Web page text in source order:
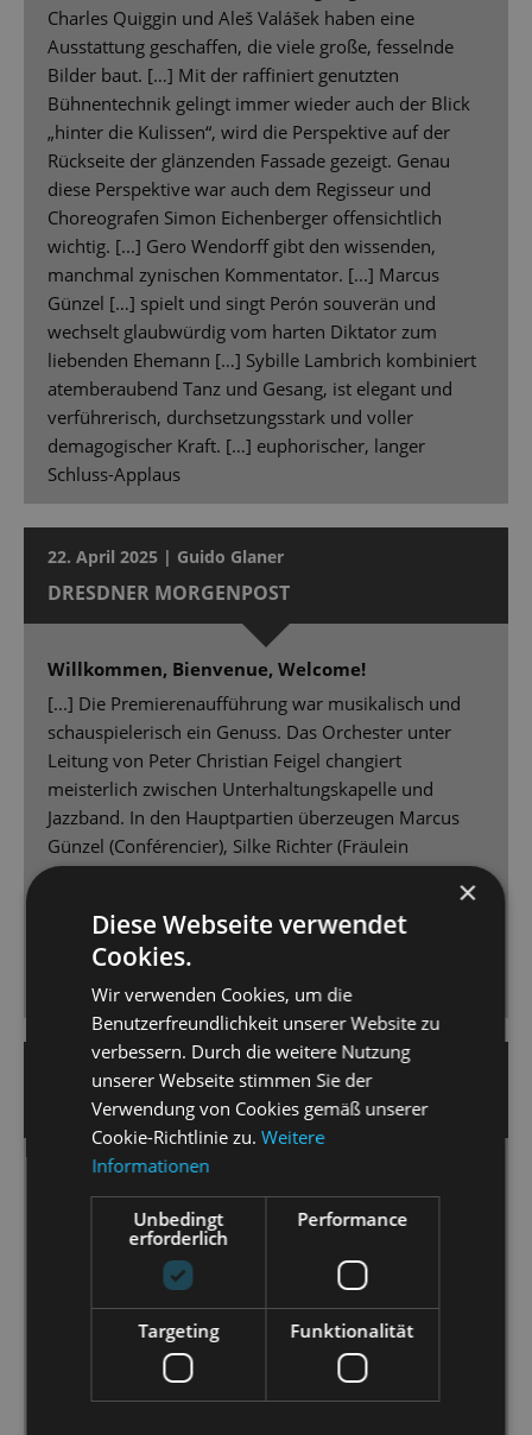
Charles Quiggin und Aleš Valášek haben eine
Ausstattung geschaffen, die viele große, fesselnde
Bilder baut. […] Mit der raffiniert genutzten
Bühnentechnik gelingt immer wieder auch der Blick
„hinter die Kulissen“, wird die Perspektive auf der
Rückseite der glänzenden Fassade gezeigt. Genau
diese Perspektive war auch dem Regisseur und
Choreografen Simon Eichenberger offensichtlich
wichtig. [...] Gero Wendorff gibt den wissenden,
manchmal zynischen Kommentator. [...] Marcus
Günzel […] spielt und singt Perón souverän und
wechselt glaubwürdig vom harten Diktator zum
liebenden Ehemann […] Sybille Lambrich kombiniert
atemberaubend Tanz und Gesang, ist elegant und
verführerisch, durchsetzungsstark und voller
demagogischer Kraft. […] euphorischer, langer
Schluss-Applaus
22. April 2025 | Guido Glaner
DRESDNER MORGENPOST
Willkommen, Bienvenue, Welcome!
[...] Die Premierenaufführung war musikalisch und
schauspielerisch ein Genuss. Das Orchester unter
Leitung von Peter Christian Feigel changiert
meisterlich zwischen Unterhaltungskapelle und
Jazzband. In den Hauptpartien überzeugen Marcus
Günzel (Conférencier), Silke Richter (Fräulein
Schneider), Bryan Rothfuss (Herr Schultz), Gero
Wendorff (Ernst Ludwig), Kaya Löwe (Fräulein Kost),
Adrian Djokic (Clifford) und - vorneweg - Aswintha
Vermeulen als Sally mit hingebungsvoller, erdiger
Nachtclub-Röhre. Bravo!
19. April 2025 | Nicole Czerwinka
DRESDNER NEUESTE NACHRICHTEN
Matthias Reichwald zeigt „Cabaret“ an der
Staatsoperette als zeitloses Gesellschaftsstück.
[...] Das Orchester der Staatsoperette Dresden [...]
wird unter der Leitung von Peter Christian Feigel zum
wahren Star des Abends. [...] Vermeulen vermag es,
ihre Sally mit Temperament und Verletzlichkeit
×
Diese Webseite verwendet
Cookies.
Wir verwenden Cookies, um die
Benutzerfreundlichkeit unserer Website zu
verbessern. Durch die weitere Nutzung
unserer Webseite stimmen Sie der
Verwendung von Cookies gemäß unserer
Cookie-Richtlinie zu.Weitere
Informationen
Unbedingt
erforderlich
Performance
Targeting Funktionalität